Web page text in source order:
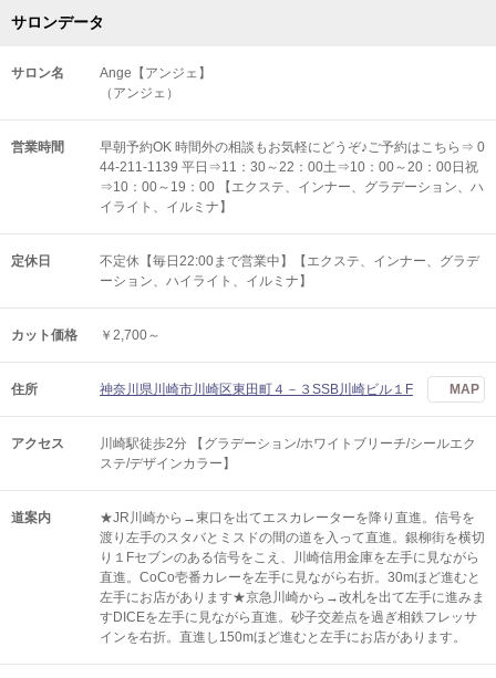
サロンデータ
サロン名
Ange【アンジェ】
（アンジェ）
営業時間
早朝予約OK 時間外の相談もお気軽にどうぞ♪ご予約はこちら⇒ 0
44-211-1139 平日⇒11：30～22：00土⇒10：00～20：00日祝
⇒10：00～19：00 【エクステ、インナー、グラデーション、ハ
イライト、イルミナ】
定休日
不定休【毎日22:00まで営業中】【エクステ、インナー、グラデ
ーション、ハイライト、イルミナ】
カット価格 ￥2,700～
住所 神奈川県川崎市川崎区東田町４－３SSB川崎ビル１F MAP
アクセス
川崎駅徒歩2分 【グラデーション/ホワイトブリーチ/シールエク
ステ/デザインカラー】
道案内
★JR川崎から→東口を出てエスカレーターを降り直進。信号を
渡り左手のスタバとミスドの間の道を入って直進。銀柳街を横切
り１Fセブンのある信号をこえ、川崎信用金庫を左手に見ながら
直進。CoCo壱番カレーを左手に見ながら右折。30mほど進むと
左手にお店があります★京急川崎から→改札を出て左手に進みま
すDICEを左手に見ながら直進。砂子交差点を過ぎ相鉄フレッサ
インを右折。直進し150mほど進むと左手にお店があります。